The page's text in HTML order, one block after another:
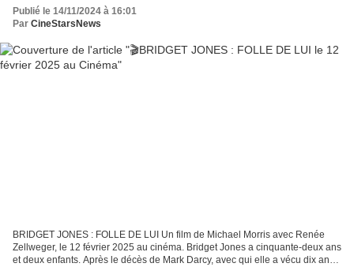
Publié le 14/11/2024 à 16:01
Par CineStarsNews
BRIDGET JONES : FOLLE DE LUI Un film de Michael Morris avec Renée
Zellweger, le 12 février 2025 au cinéma. Bridget Jones a cinquante-deux ans
et deux enfants. Après le décès de Mark Darcy, avec qui elle a vécu dix ans